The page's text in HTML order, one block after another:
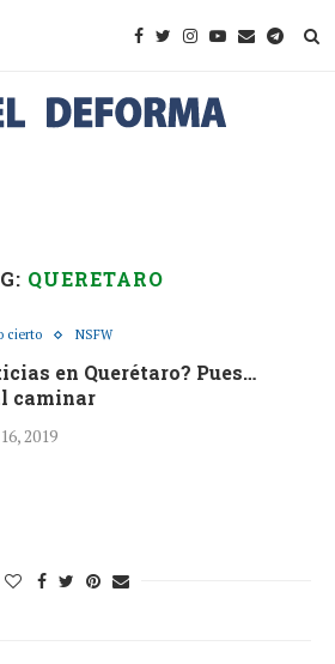
QUERETARO
cierto NSFW
en Querétaro? Pues…
caminar
2019